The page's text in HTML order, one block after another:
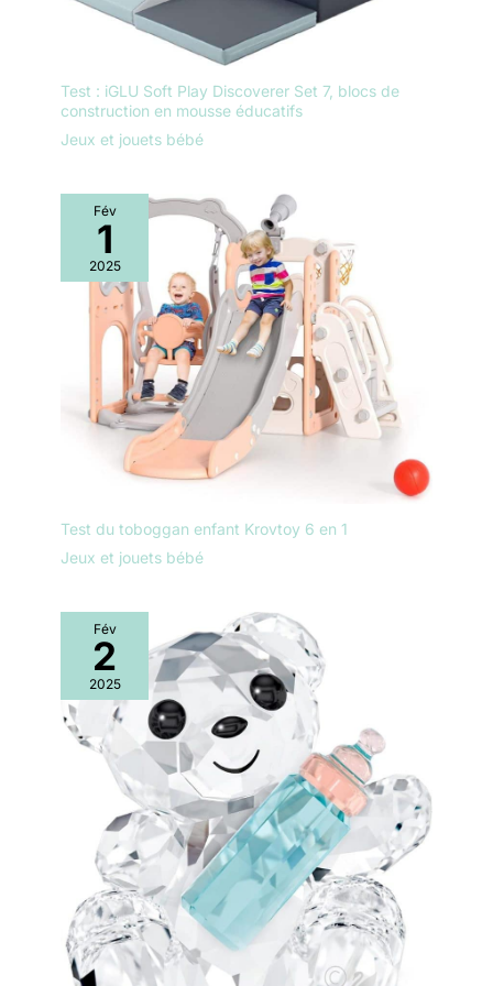
une véritable
fonctionnalité !
Test : iGLU Soft Play Discoverer Set 7, blocs de
construction en mousse éducatifs
Jeux et jouets bébé
Fév
1
2025
Test du toboggan enfant Krovtoy 6 en 1
Jeux et jouets bébé
Fév
2
2025